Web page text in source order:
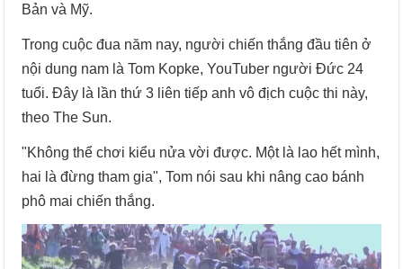
Bản và Mỹ.
Trong cuộc đua năm nay, người chiến thắng đầu tiên ở
nội dung nam là Tom Kopke, YouTuber người Đức 24
tuổi. Đây là lần thứ 3 liên tiếp anh vô địch cuộc thi này,
theo The Sun.
"Không thể chơi kiểu nửa vời được. Một là lao hết mình,
hai là đừng tham gia", Tom nói sau khi nâng cao bánh
phô mai chiến thắng.